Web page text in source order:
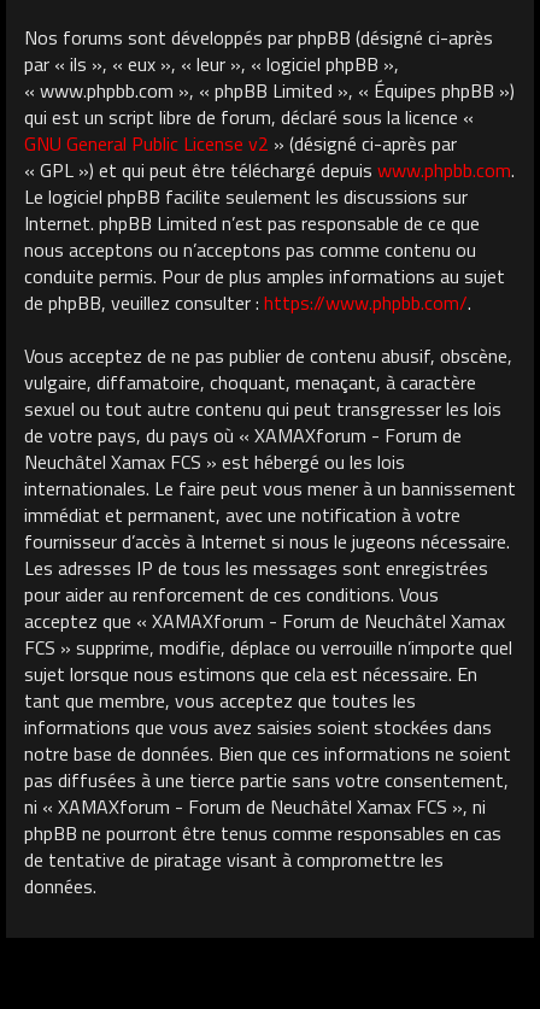
Nos forums sont développés par phpBB (désigné ci-après
par « ils », « eux », « leur », « logiciel phpBB »,
« www.phpbb.com », « phpBB Limited », « Équipes phpBB »)
qui est un script libre de forum, déclaré sous la licence «
GNU General Public License v2 » (désigné ci-après par
« GPL ») et qui peut être téléchargé depuis www.phpbb.com.
Le logiciel phpBB facilite seulement les discussions sur
Internet. phpBB Limited n’est pas responsable de ce que
nous acceptons ou n’acceptons pas comme contenu ou
conduite permis. Pour de plus amples informations au sujet
de phpBB, veuillez consulter : https://www.phpbb.com/.
Vous acceptez de ne pas publier de contenu abusif, obscène,
vulgaire, diffamatoire, choquant, menaçant, à caractère
sexuel ou tout autre contenu qui peut transgresser les lois
de votre pays, du pays où « XAMAXforum - Forum de
Neuchâtel Xamax FCS » est hébergé ou les lois
internationales. Le faire peut vous mener à un bannissement
immédiat et permanent, avec une notification à votre
fournisseur d’accès à Internet si nous le jugeons nécessaire.
Les adresses IP de tous les messages sont enregistrées
pour aider au renforcement de ces conditions. Vous
acceptez que « XAMAXforum - Forum de Neuchâtel Xamax
FCS » supprime, modifie, déplace ou verrouille n’importe quel
sujet lorsque nous estimons que cela est nécessaire. En
tant que membre, vous acceptez que toutes les
informations que vous avez saisies soient stockées dans
notre base de données. Bien que ces informations ne soient
pas diffusées à une tierce partie sans votre consentement,
ni « XAMAXforum - Forum de Neuchâtel Xamax FCS », ni
phpBB ne pourront être tenus comme responsables en cas
de tentative de piratage visant à compromettre les
données.